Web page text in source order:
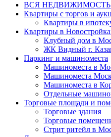
ВСЯ НЕДВИЖИМОСТЬ на
Квартиры с торгов и
Квартиры в
Квартиры в
Клубный дом в
ЖК Видный г.
Паркинг и машиноместа
Машиноместа в
Машиноместа
Машиноместа в
Отдельные
Торговые площади и
Торговые здания
Торговые
Стрит ритейл в